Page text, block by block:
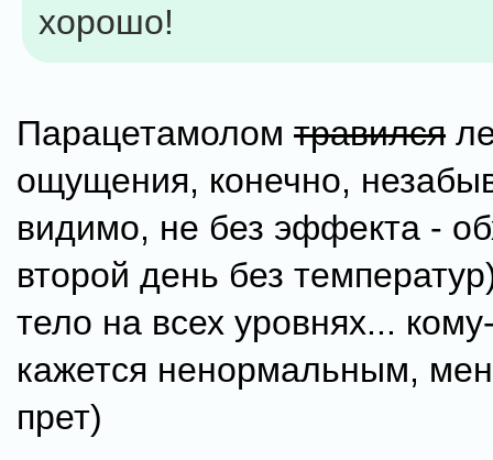
хорошо!
Парацетамолом травился
ощущения, конечно,
видимо, не без эффекта -
второй день без
тело на всех уровнях...
кажется ненормальным,
прет)